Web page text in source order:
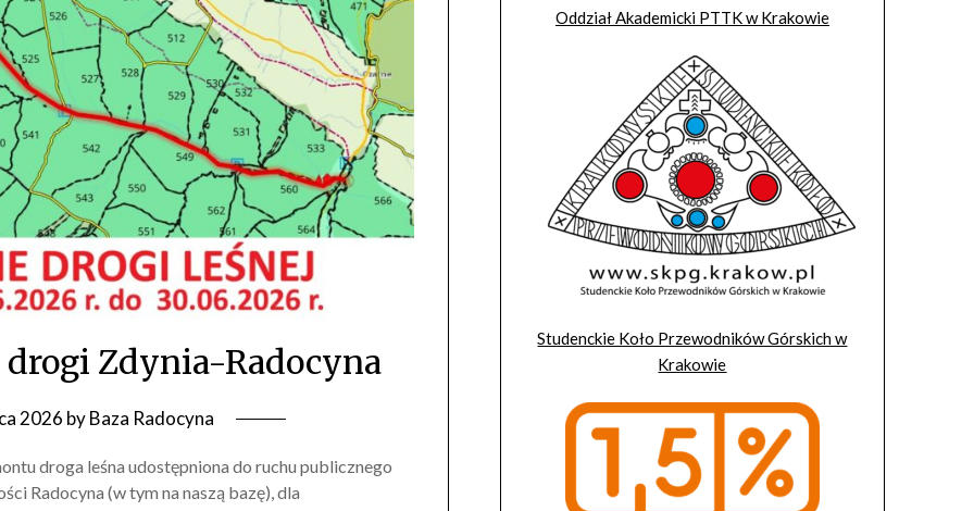
Zdynia-Radocyna
2026 byBaza Radocyna
droga leśna udostępniona do ruchu publicznego
Radocyna (w tym na naszą bazę), dla
Oddział Akademicki PTTK w Krakowie
Studenckie Koło Przewodników Górskich w
Krakowie